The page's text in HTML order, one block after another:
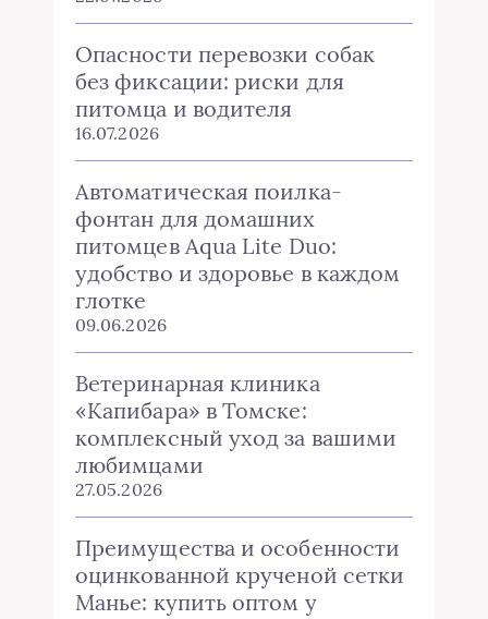
Опасности перевозки собак
без фиксации: риски для
питомца и водителя
16.07.2026
Автоматическая поилка-
фонтан для домашних
питомцев Aqua Lite Duo:
удобство и здоровье в каждом
глотке
09.06.2026
Ветеринарная клиника
«Капибара» в Томске:
комплексный уход за вашими
любимцами
27.05.2026
Преимущества и особенности
оцинкованной крученой сетки
Манье: купить оптом у